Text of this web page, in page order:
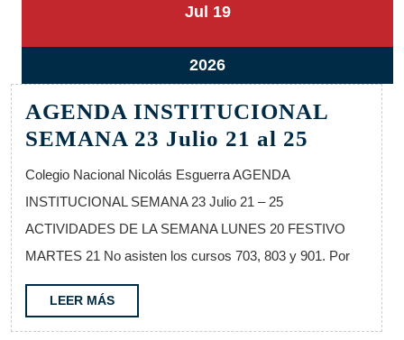
Jul19
2026
1919
202619
julio,
2026
AGENDA INSTITUCIONAL
SEMANA 23 Julio 21 al 25
23
Julio
25
Colegio Nacional Nicolás Esguerra AGENDA
INSTITUCIONAL SEMANA 23 Julio 21 – 25
ACTIVIDADES DE LA SEMANA LUNES 20 FESTIVO
MARTES 21 No asisten los cursos 703, 803 y 901. Por
LEER MÁSLEER
MÁS